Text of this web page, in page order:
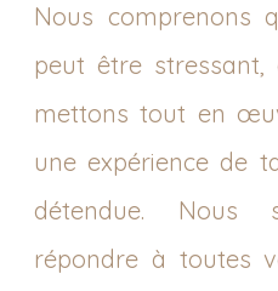
Nous comprenons
peut être stressant,
mettons tout en
une expérience de
détendue. Nous
répondre à toutes